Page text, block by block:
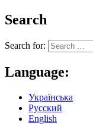
Search
Search for:
Language:
Українська
Русский
English